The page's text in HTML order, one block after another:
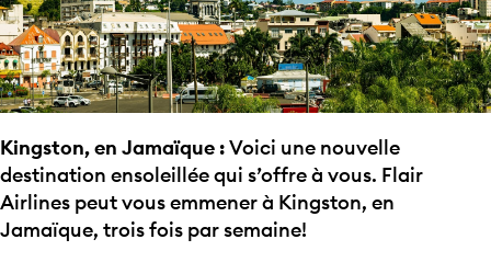
Kingston, en Jamaïque :Voici une nouvelle
destination ensoleillée qui s’offre à vous. Flair
Airlines peut vous emmener à Kingston, en
Jamaïque, trois fois par semaine!